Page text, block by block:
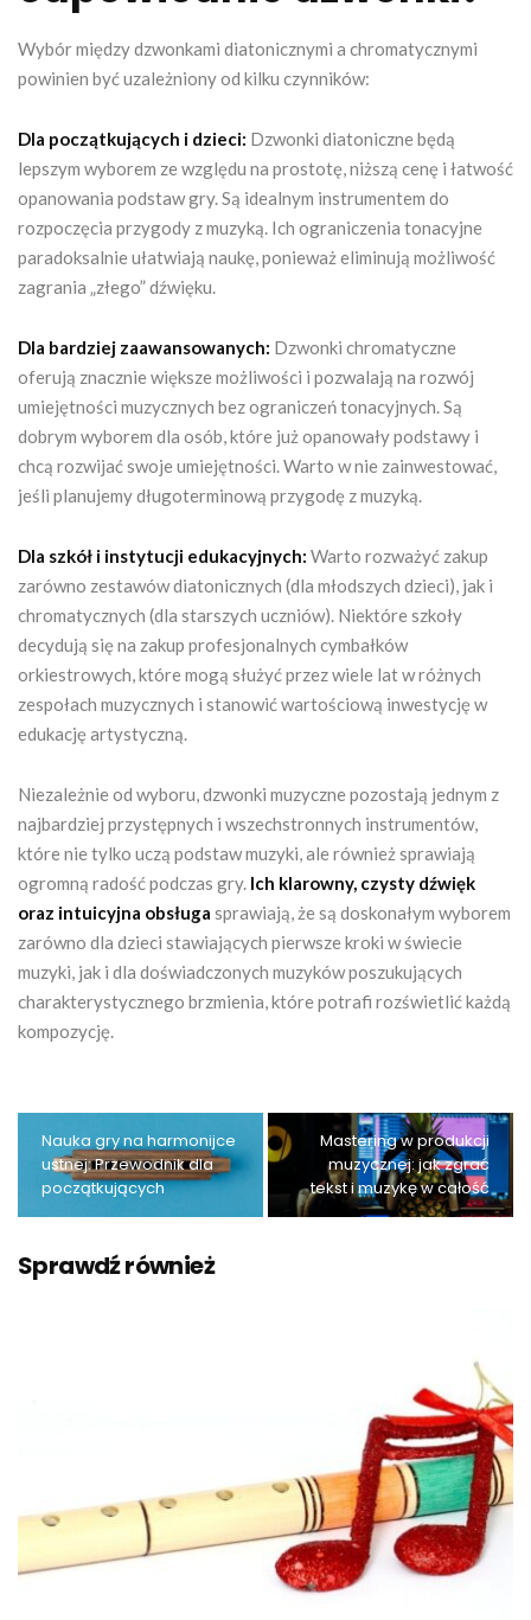
Wybór między dzwonkami diatonicznymi a chromatycznymi
powinien być uzależniony od kilku czynników:
Dla początkujących i dzieci: Dzwonki diatoniczne będą
lepszym wyborem ze względu na prostotę, niższą cenę i łatwość
opanowania podstaw gry. Są idealnym instrumentem do
rozpoczęcia przygody z muzyką. Ich ograniczenia tonacyjne
paradoksalnie ułatwiają naukę, ponieważ eliminują możliwość
zagrania „złego” dźwięku.
Dla bardziej zaawansowanych: Dzwonki chromatyczne
oferują znacznie większe możliwości i pozwalają na rozwój
umiejętności muzycznych bez ograniczeń tonacyjnych. Są
dobrym wyborem dla osób, które już opanowały podstawy i
chcą rozwijać swoje umiejętności. Warto w nie zainwestować,
jeśli planujemy długoterminową przygodę z muzyką.
Dla szkół i instytucji edukacyjnych: Warto rozważyć zakup
zarówno zestawów diatonicznych (dla młodszych dzieci), jak i
chromatycznych (dla starszych uczniów). Niektóre szkoły
decydują się na zakup profesjonalnych cymbałków
orkiestrowych, które mogą służyć przez wiele lat w różnych
zespołach muzycznych i stanowić wartościową inwestycję w
edukację artystyczną.
Niezależnie od wyboru, dzwonki muzyczne pozostają jednym z
najbardziej przystępnych i wszechstronnych instrumentów,
które nie tylko uczą podstaw muzyki, ale również sprawiają
ogromną radość podczas gry. Ich klarowny, czysty dźwięk
oraz intuicyjna obsługa sprawiają, że są doskonałym wyborem
zarówno dla dzieci stawiających pierwsze kroki w świecie
muzyki, jak i dla doświadczonych muzyków poszukujących
charakterystycznego brzmienia, które potrafi rozświetlić każdą
kompozycję.
Nauka gry na harmonijce
ustnej: Przewodnik dla
początkujących
Mastering w produkcji
muzycznej: jak zgrać
tekst i muzykę w całość
Sprawdź również